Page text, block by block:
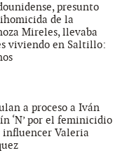
presunto
de la
Mireles, llevaba
viviendo en Saltillo:
a proceso a Iván
‘N’ por el feminicidio
influencer Valeria